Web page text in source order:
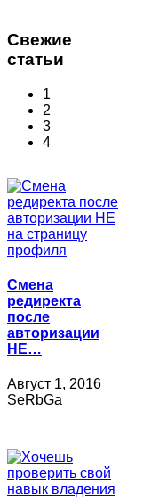
Свежие
статьи
1
2
3
4
Смена
редиректа
после
авторизации
НЕ…
Август 1, 2016
SeRbGa